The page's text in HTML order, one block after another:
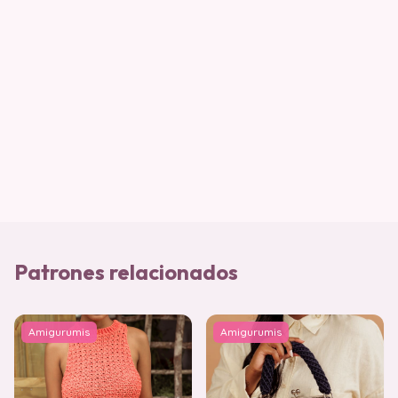
Patrones relacionados
Amigurumis Amigurumis